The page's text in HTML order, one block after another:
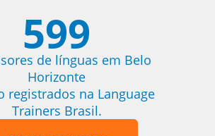
599
de línguas em Belo
Horizonte
registrados na Language
Trainers Brasil.